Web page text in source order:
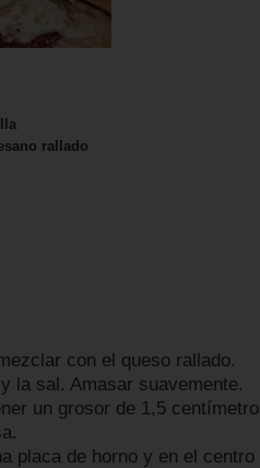
rallado
con el queso rallado.
la sal. Amasar suavemente.
un grosor de 1,5
placa de horno y en el centro